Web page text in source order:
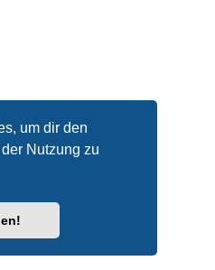
um dir den
Nutzung zu